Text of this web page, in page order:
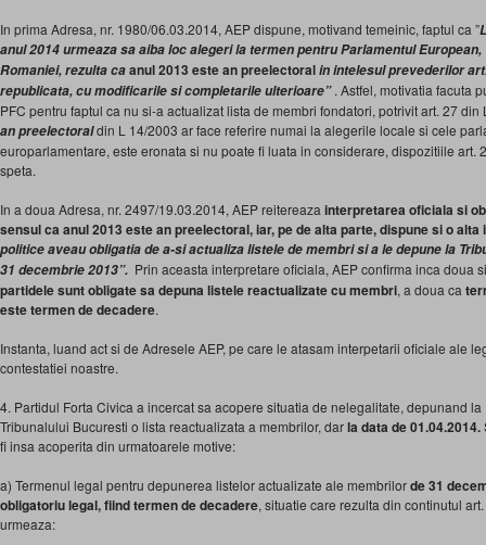
In prima Adresa, nr. 1980/06.03.2014, AEP dispune, motivand temeinic, faptul ca ”
anul 2014 urmeaza sa aiba loc alegeri la termen pentru Parlamentul
Romaniei, rezulta caanul 2013 este an preelectoralin intelesul prevederilor
republicata, cu modificarile si completarile ulterioare”. Astfel, motivatia facuta
PFC pentru faptul ca nu si-a actualizat lista de membri fondatori, potrivit art. 27
an preelectoraldin L 14/2003 ar face referire numai la alegerile locale si cele
europarlamentare, este eronata si nu poate fi luata in considerare, dispozitiile art.
speta.
In a doua Adresa, nr. 2497/19.03.2014, AEP reitereaza interpretarea oficiala si
sensul ca anul 2013 este an preelectoral, iar, pe de alta parte, dispune si o
politice aveau obligatia de a-si actualiza listele de membri si a le depune la
31 decembrie 2013”. Prin aceasta interpretare oficiala, AEP confirma inca doua
partidele sunt obligate sa depuna listele reactualizate cu membri, a doua ca
este termen de decadere.
Instanta, luand act si de Adresele AEP, pe care le atasam interpetarii oficiale ale
contestatiei noastre.
4. Partidul Forta Civica a incercat sa acopere situatia de nelegalitate, depunand
Tribunalului Bucuresti o lista reactualizata a membrilor, darla data de 01.04.2014.
fi insa acoperita din urmatoarele motive:
a) Termenul legal pentru depunerea listelor actualizate ale membrilorde 31
obligatoriu legal, fiind termen de decadere, situatie care rezulta din continutul
urmeaza: